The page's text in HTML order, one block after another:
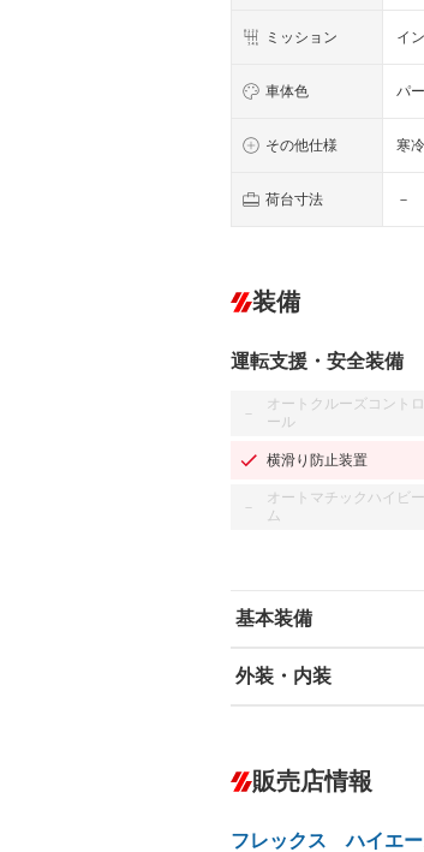
ミッション イ
車体色 パ
その他仕様 寒
荷台寸法 －
装備
運転支援・安全装備
－
オートクルーズコントロ
ール
横滑り防止装置
－
オートマチックハイビー
ム
基本装備
エアバッグ：運転席/助手
－ ダウンヒルアシストコン
外装・内装
オーディオ：CDまたは
プレイヤー接続可
－
ー
販売店情報
フレックス ハイエー